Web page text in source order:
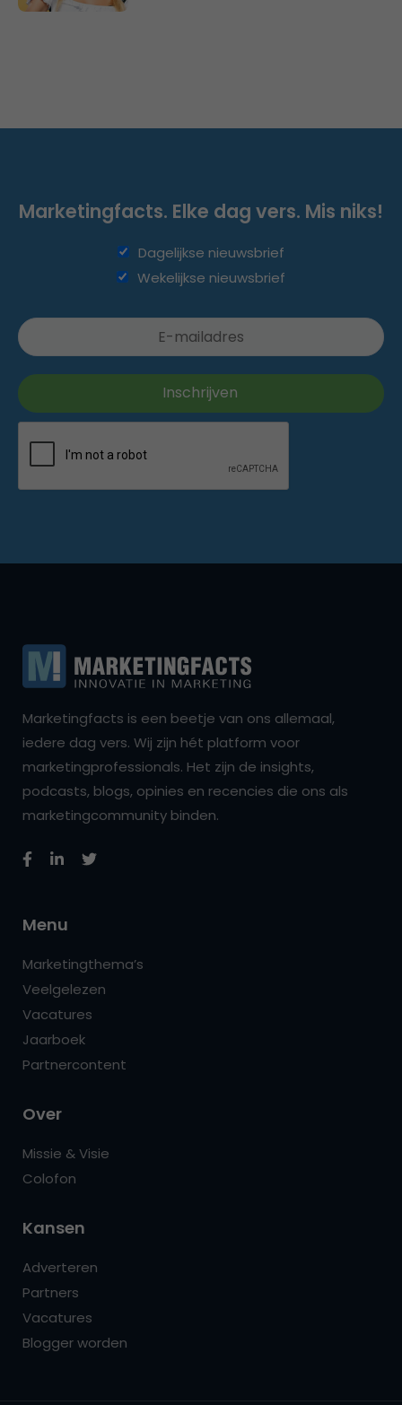
Marketingfacts. Elke dag vers. Mis niks!
Dagelijkse nieuwsbrief
Wekelijkse nieuwsbrief
Marketingfacts is een beetje van ons allemaal,
iedere dag vers. Wij zijn hét platform voor
marketingprofessionals. Het zijn de insights,
podcasts, blogs, opinies en recencies die ons als
marketingcommunity binden.
Menu
Marketingthema’s
Veelgelezen
Vacatures
Jaarboek
Partnercontent
Over
Missie & Visie
Colofon
Kansen
Adverteren
Partners
Vacatures
Blogger worden